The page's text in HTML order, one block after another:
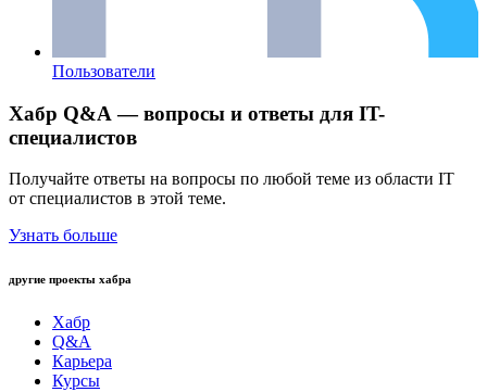
Пользователи
Хабр Q&A — вопросы и ответы для IT-
специалистов
Получайте ответы на вопросы по любой теме из области IT
от специалистов в этой теме.
Узнать больше
другие проекты хабра
Хабр
Q&A
Карьера
Курсы